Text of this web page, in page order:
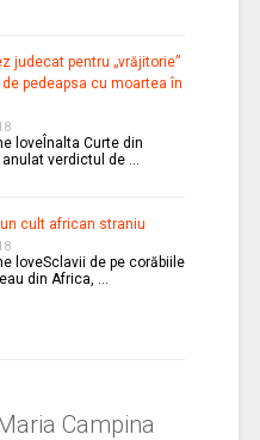
judecat pentru „vrăjitorie”
pedeapsa cu moartea în
loveÎnalta Curte din
verdictul de …
cult african straniu
loveSclavii de pe corăbiile
din Africa, …
Campina